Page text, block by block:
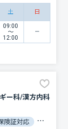
土 日
09:00
〜
12:00
ー科/漢方内科
険証対応 駐車場